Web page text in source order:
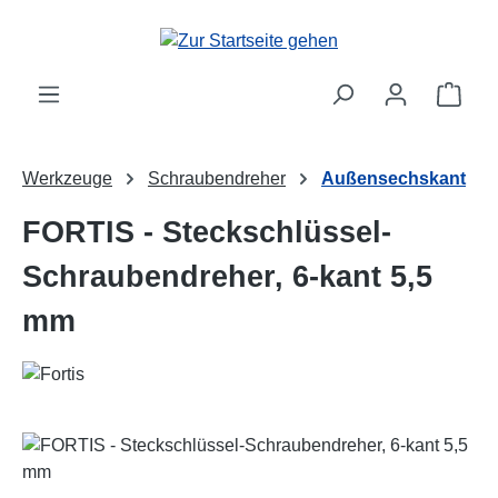
Zum Hauptinhalt springen
Werkzeuge Schraubendreher Außensechskant
FORTIS - Steckschlüssel-
Schraubendreher, 6-kant 5,5
mm
Bildergalerie überspringen